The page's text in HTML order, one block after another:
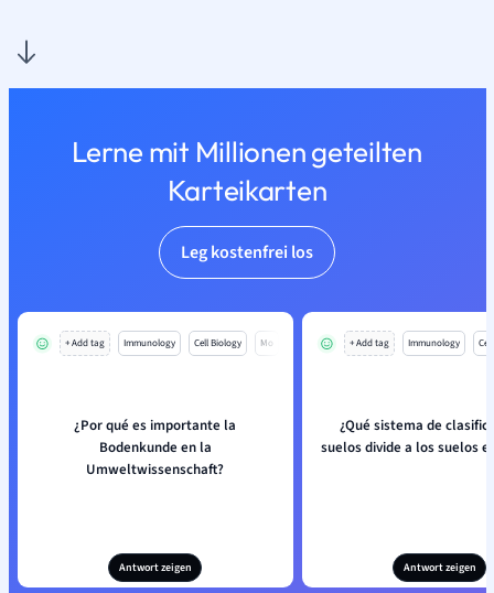
Lerne mit Millionen geteilten
Karteikarten
Leg kostenfrei los
+ Add tag Immunology Cell Biology Mo
¿Por qué es importante la
Bodenkunde en la
Umweltwissenschaft?
Antwort zeigen
+ Add tag Immunology
¿Qué sistema de
suelos divide a los suelos
Antwort zeigen